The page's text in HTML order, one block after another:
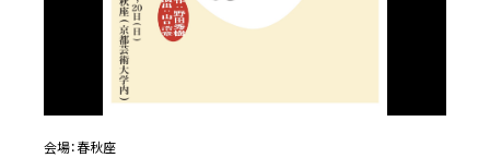
会場：春秋座